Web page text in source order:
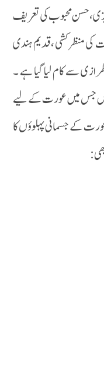
محبوب کی تعریف
کی منظر کشی ،قدیم ہندی
سے کام لیا گیا ہے ۔
جس میں عورت کے لیے
کے جسمانی پہلوؤں کا
: